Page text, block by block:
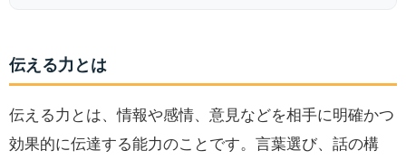
伝える力とは
伝える力とは、情報や感情、意見などを相手に明確かつ
効果的に伝達する能力のことです。言葉選び、話の構